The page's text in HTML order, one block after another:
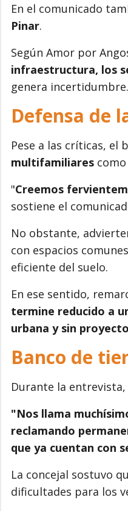
En el comunicado
Pinar.
Según Amor por
infraestructura, los
genera incertidumbre.
Defensa de
Pese a las críticas, el
multifamiliares
"Creemos
sostiene el
No obstante,
con espacios
eficiente del suelo.
En ese sentido,
termine reducido a
urbana y sin
Banco de
Durante la
"Nos llama
reclamando
que ya cuentan con
La concejal sostuvo
dificultades para los